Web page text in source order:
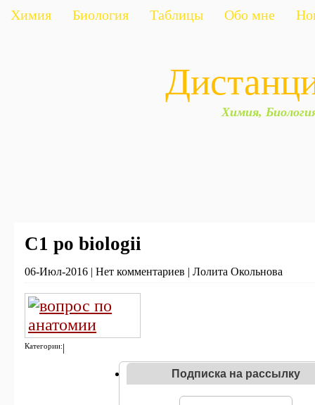
Химия Биология Таблицы Обо мне
Химия,
С1 po biologii
06-Июл-2016 | Нет комментариев | Лолита Окольнова
Категории:|
Подписка на рассылку